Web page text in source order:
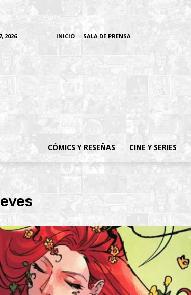
2026 INICIO SALA DE PRENSA
CÓMICS Y RESEÑAS CINE Y SERIES